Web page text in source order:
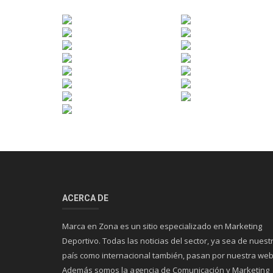
ACERCA DE
Marca en Zona es un sitio especializado en Marketing
Deportivo. Todas las noticias del sector, ya sea de
país como internacional también, pasan por nuestra
Además somos la agencia de Comunicación y Marketing